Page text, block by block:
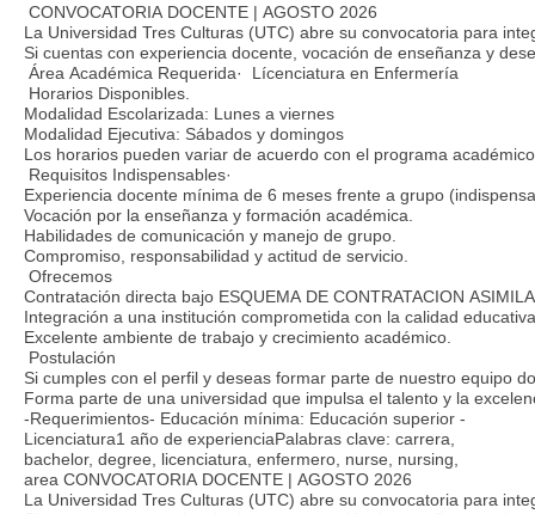
CONVOCATORIA DOCENTE | AGOSTO 2026
La Universidad Tres Culturas (UTC) abre su convocatoria para
Si cuentas con experiencia docente, vocación de enseñanza y
Área Académica Requerida· Lícenciatura en Enfermería
Horarios Disponibles.
Modalidad Escolarizada: Lunes a viernes
Modalidad Ejecutiva: Sábados y domingos
Los horarios pueden variar de acuerdo con el programa
Requisitos Indispensables·
Experiencia docente mínima de 6 meses frente a grupo
Vocación por la enseñanza y formación académica.
Habilidades de comunicación y manejo de grupo.
Compromiso, responsabilidad y actitud de servicio.
Ofrecemos
Contratación directa bajo ESQUEMA DE CONTRATACION
Integración a una institución comprometida con la calidad
Excelente ambiente de trabajo y crecimiento académico.
Postulación
Si cumples con el perfil y deseas formar parte de nuestro equipo
Forma parte de una universidad que impulsa el talento y la
-Requerimientos- Educación mínima: Educación superior -
Licenciatura1 año de experienciaPalabras clave: carrera,
bachelor, degree, licenciatura, enfermero, nurse, nursing,
area CONVOCATORIA DOCENTE | AGOSTO 2026
La Universidad Tres Culturas (UTC) abre su convocatoria para